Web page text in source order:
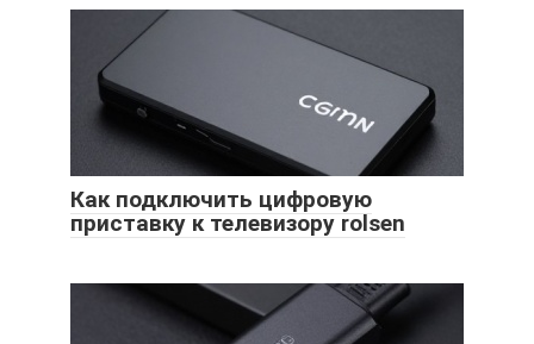
Как подключить цифровую
приставку к телевизору rolsen